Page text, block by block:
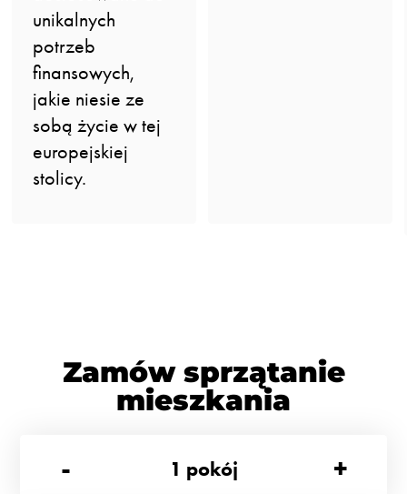
unikalnych
potrzeb
finansowych,
jakie niesie ze
sobą życie w tej
europejskiej
stolicy.
Zamów sprzątanie
mieszkania
-
1 pokój +